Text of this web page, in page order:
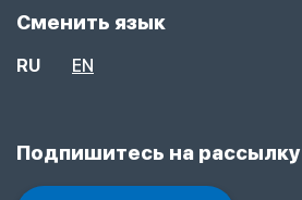
Сменить язык
RU EN
Подпишитесь на рассылку